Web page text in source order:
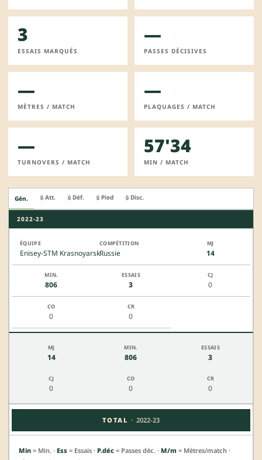
3
ESSAIS MARQUÉS
—
PASSES DÉCISIVES
—
MÈTRES / MATCH
—
PLAQUAGES / MATCH
—
TURNOVERS / MATCH
57'34
MIN / MATCH
Gén. 🔒 Att. 🔒 Déf. 🔒 Pied 🔒 Disc.
2022-23
Enisey-STM KrasnoyarskRussie 14
806 3 0
0 0
14 806 3
0 0 0
TOTAL · 2022-23
Min = Min. · Ess = Essais · P.déc = Passes déc. · M/m = Mètres/match ·